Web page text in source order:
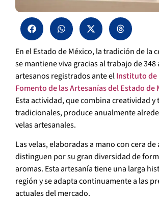
En el Estado de México, la tradición de la
se mantiene viva gracias al trabajo de 348
artesanos registrados ante elInstituto de
Fomento de las Artesanías del Estado de
Esta actividad, que combina creatividad y
tradicionales, produce anualmente
velas artesanales.
Las velas, elaboradas a mano con cera
distinguen por su gran diversidad de
aromas. Esta artesanía tiene una larga
región y se adapta continuamente a las
actuales del mercado.